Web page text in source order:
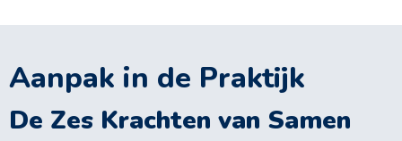
Aanpak in de Praktijk
De Zes Krachten van Samen